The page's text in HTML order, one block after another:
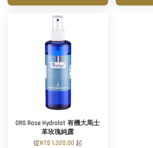
ORG Rose Hydrolat 有機大馬士
革玫瑰純露
從NT$ 1,320.00 起